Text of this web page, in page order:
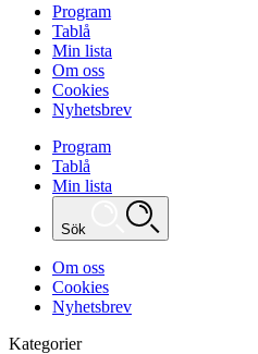
Program
Tablå
Min lista
Om oss
Cookies
Nyhetsbrev
Program
Tablå
Min lista
Sök
Om oss
Cookies
Nyhetsbrev
Kategorier